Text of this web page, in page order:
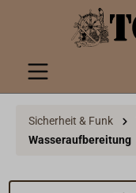
springen
Sicherheit & Funk
Wasseraufbereitung